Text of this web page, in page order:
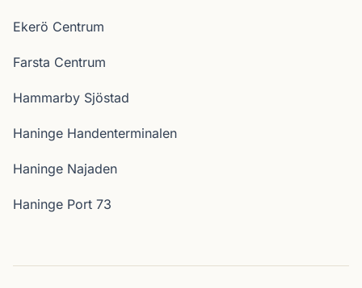
Ekerö Centrum
Farsta Centrum
Hammarby Sjöstad
Haninge Handenterminalen
Haninge Najaden
Haninge Port 73